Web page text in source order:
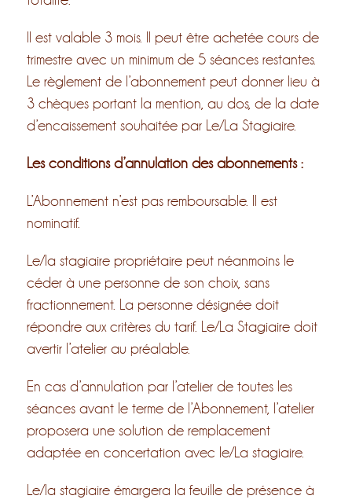
Il est valable 3 mois. Il peut être achetée cours de
trimestre avec un minimum de 5 séances restantes.
Le règlement de l’abonnement peut donner lieu à
3 chèques portant la mention, au dos, de la date
d’encaissement souhaitée par Le/La Stagiaire.
Les conditions d’annulation des abonnements :
L’Abonnement n’est pas remboursable. Il est
nominatif.
Le/la stagiaire propriétaire peut néanmoins le
céder à une personne de son choix, sans
fractionnement. La personne désignée doit
répondre aux critères du tarif. Le/La Stagiaire doit
avertir l’atelier au préalable.
En cas d’annulation par l’atelier de toutes les
séances avant le terme de l’Abonnement, l’atelier
proposera une solution de remplacement
adaptée en concertation avec le/La stagiaire.
Le/la stagiaire émargera la feuille de présence à